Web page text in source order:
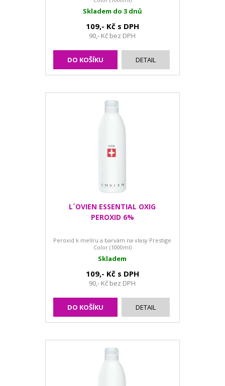
Skladem do 3 dnů
109,- Kč s DPH
90,- Kč bez DPH
DO KOŠÍKU DETAIL
L´OVIEN ESSENTIAL OXIG
PEROXID 6%
Peroxid k melíru a barvám na vlasy Prestige
Color (1000ml)
Skladem
109,- Kč s DPH
90,- Kč bez DPH
DO KOŠÍKU DETAIL